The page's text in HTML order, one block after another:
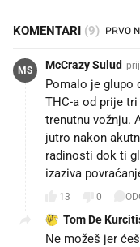
KOMENTARI (9)
MS McCrazy Sulud
Pomalo je glupo
THC-a od prije
trenutnu vožnju.
jutro nakon
radinosti dok ti
izaziva
13 0
Tom De
Ne možeš jer